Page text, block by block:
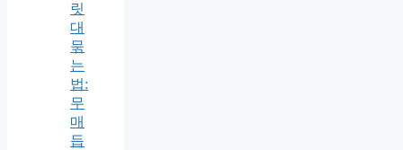
릿
대
묶
는
법:
무
매
듭